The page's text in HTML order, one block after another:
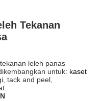
Tekanan
leleh panas
untuk: kaset
tack and peel,